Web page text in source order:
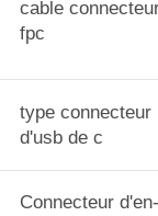
fil
cable
fpc
type connecteur
d'usb de c
Connecteur